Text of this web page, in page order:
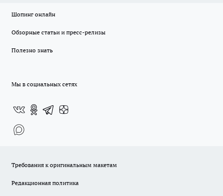
Шопинг онлайн
Обзорные статьи и пресс-релизы
Полезно знать
Мы в социальных сетях
Требования к оригинальным макетам
Редакционная политика